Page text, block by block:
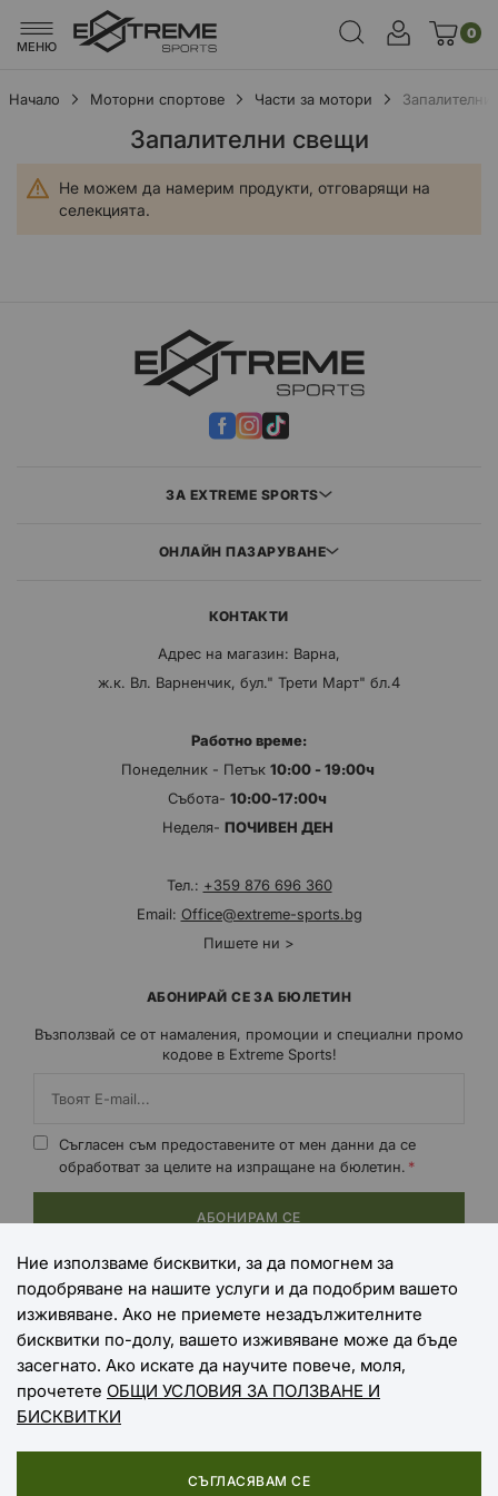
МЕНЮ
0
Начало Моторни спортове Части за мотори
Запалителни свещи
Не можем да намерим продукти, отговарящи на
селекцията.
ЗА EXTREME SPORTS
ОНЛАЙН ПАЗАРУВАНЕ
КОНТАКТИ
Адрес на магазин: Варна,
ж.к. Вл. Варненчик, бул." Трети Март" бл.4
Работно време:
Понеделник - Петък 10:00 - 19:00ч
Събота- 10:00-17:00ч
Неделя- ПОЧИВЕН ДЕН
Тел.: +359 876 696 360
Email: Office@extreme-sports.bg
Пишете ни >
АБОНИРАЙ СЕ ЗА БЮЛЕТИН
Възползвай се от намаления, промоции и специални промо
кодове в Extreme Sports!
Съгласен съм предоставените от мен данни да се
обработват за целите на изпращане на бюлетин.
АБОНИРАМ СЕ
НАЧИНИ НА ПЛАЩАНЕ
НАЧИНИ НА ДОСТАВКА
Ние използваме бисквитки, за да помогнем за
подобряване на нашите услуги и да подобрим вашето
изживяване. Ако не приемете незадължителните
бисквитки по-долу, вашето изживяване може да бъде
засегнато. Ако искате да научите повече, моля,
прочетете ОБЩИ УСЛОВИЯ ЗА ПОЛЗВАНЕ И
БИСКВИТКИ
СЪГЛАСЯВАМ СЕ